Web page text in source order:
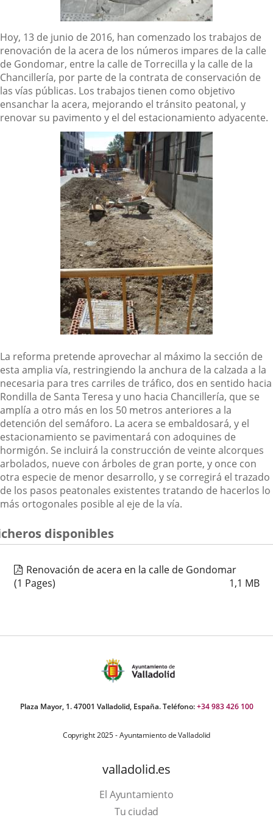
Descripción
Hoy, 13 de junio de 2016, han comenzado los trabajos de
renovación de la acera de los números impares de la calle
de Gondomar, entre la calle de Torrecilla y la calle de la
Chancillería, por parte de la contrata de conservación de
las vías públicas. Los trabajos tienen como objetivo
ensanchar la acera, mejorando el tránsito peatonal, y
renovar su pavimento y el del estacionamiento adyacente.
La reforma pretende aprovechar al máximo la sección de
esta amplia vía, restringiendo la anchura de la calzada a la
necesaria para tres carriles de tráfico, dos en sentido hacia
Rondilla de Santa Teresa y uno hacia Chancillería, que se
amplía a otro más en los 50 metros anteriores a la
detención del semáforo. La acera se embaldosará, y el
estacionamiento se pavimentará con adoquines de
hormigón. Se incluirá la construcción de veinte alcorques
arbolados, nueve con árboles de gran porte, y once con
otra especie de menor desarrollo, y se corregirá el trazado
de los pasos peatonales existentes tratando de hacerlos lo
más ortogonales posible al eje de la vía.
disponibles
Renovación de acera en la calle de Gondomar
1,1 MB
(1 Pages)
Plaza Mayor, 1. 47001 Valladolid, España. Teléfono:+34 983 426 100
Copyright 2025 - Ayuntamiento de Valladolid
valladolid.es
El Ayuntamiento
Tu ciudad